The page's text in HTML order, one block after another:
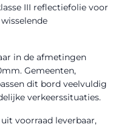
III reflectiefolie voor
in de afmetingen
Gemeenten,
dit bord veelvuldig
verkeerssituaties.
voorraad leverbaar,